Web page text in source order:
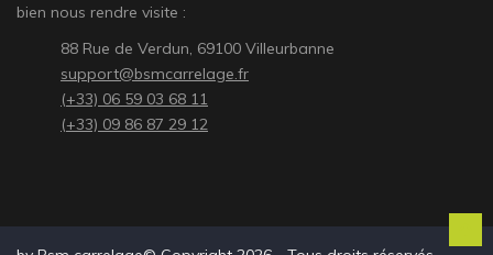
bien nous rendre visite :
88 Rue de Verdun, 69100 Villeurbanne
support@bsmcarrelage.fr
(+33) 06 59 03 68 11
(+33) 09 86 87 29 12